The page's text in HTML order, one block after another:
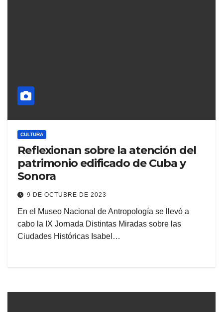
CULTURA
Reflexionan sobre la atención del
patrimonio edificado de Cuba y
Sonora
9 DE OCTUBRE DE 2023
En el Museo Nacional de Antropología se llevó a
cabo la IX Jornada Distintas Miradas sobre las
Ciudades Históricas Isabel…